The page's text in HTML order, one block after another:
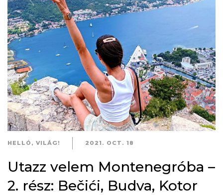
HELLÓ, VILÁG! 2021. OCT. 18
Utazz velem Montenegróba –
2. rész: Bečići, Budva, Kotor